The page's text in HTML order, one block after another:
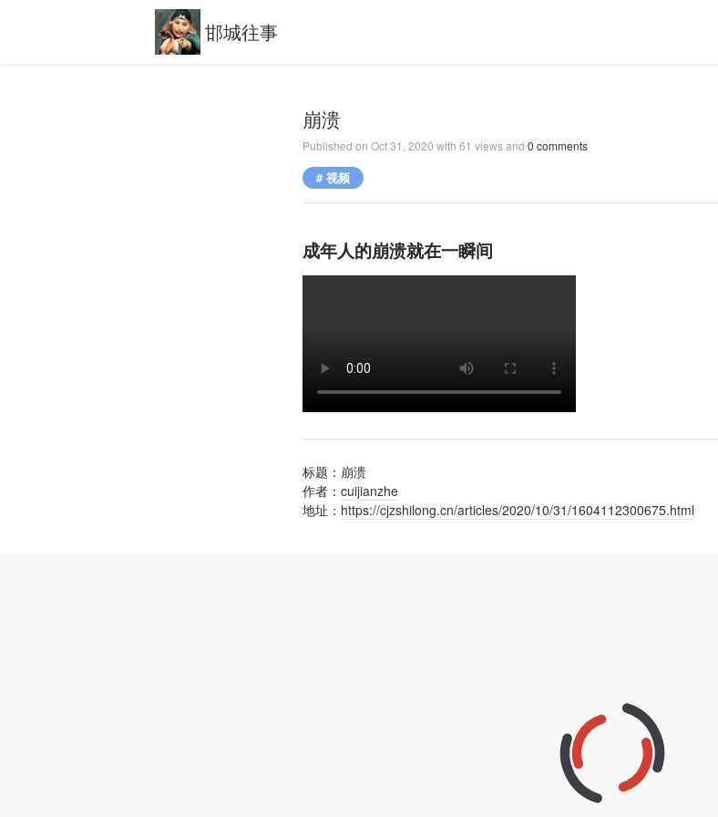
邯城往事
崩溃
Published on Oct 31, 2020 with 61 views and 0 comments
# 视频
成年人的崩溃就在一瞬间
标题：崩溃
作者： cuijianzhe
地址： https://cjzshilong.cn/articles/2020/10/31/1604112300675.html